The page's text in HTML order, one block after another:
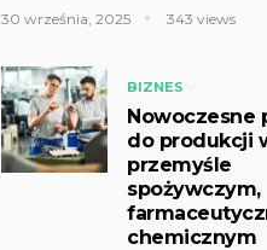
30 września, 2025 343 views
BIZNES
Nowoczesne
do produkcji
przemyśle
spożywczym,
chemicznym